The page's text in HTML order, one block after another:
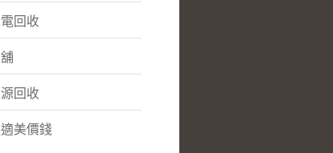
回收
回收
美價錢